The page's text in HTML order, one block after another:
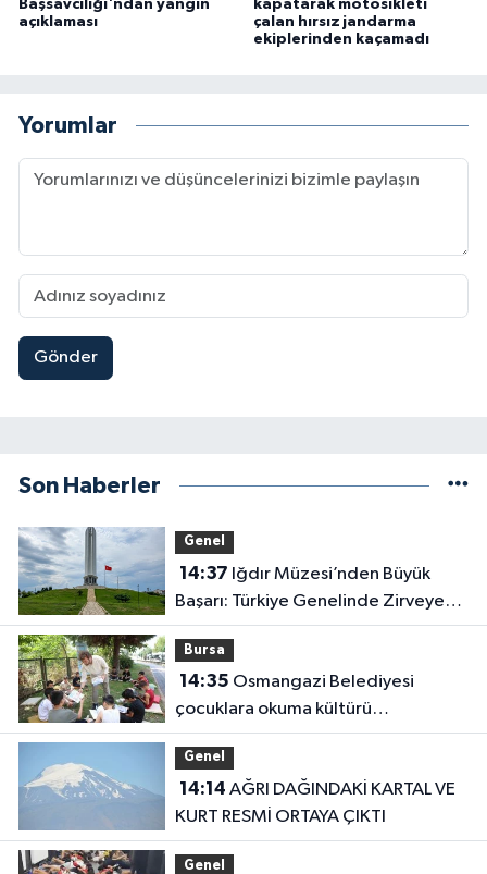
Başsavcılığı'ndan yangın
açıklaması
kapatarak motosikleti
çalan hırsız jandarma
ekiplerinden kaçamadı
Yorumlar
Gönder
Son Haberler
Genel
14:37
Başarı: Türkiye Genelinde Zirveye
Yerleşti!
Bursa
14:35
çocuklara okuma kültürü
kazandırıyor
Genel
14:14
KURT RESMİ ORTAYA ÇIKTI
Genel